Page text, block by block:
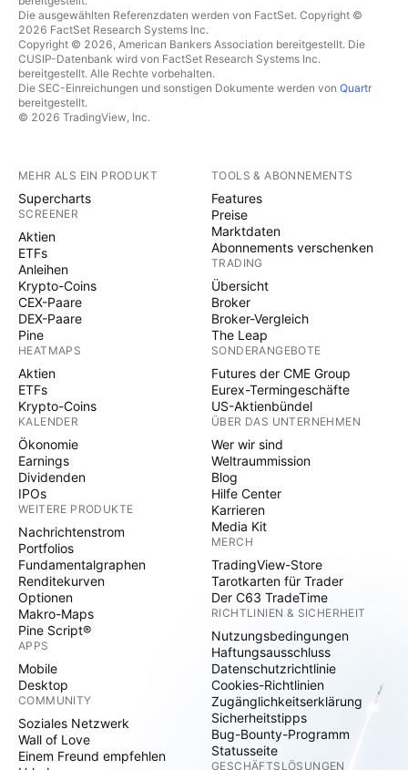
Die ausgewählten Referenzdaten werden von FactSet. Copyright ©
2026 FactSet Research Systems Inc.
Copyright © 2026, American Bankers Association bereitgestellt. Die
CUSIP-Datenbank wird von FactSet Research Systems Inc.
bereitgestellt. Alle Rechte vorbehalten.
Die SEC-Einreichungen und sonstigen Dokumente werden von Quartr
bereitgestellt.
© 2026 TradingView, Inc.
MEHR ALS EIN PRODUKT
Supercharts
SCREENER
Aktien
ETFs
Anleihen
Krypto-Coins
CEX-Paare
DEX-Paare
Pine
HEATMAPS
Aktien
ETFs
Krypto-Coins
KALENDER
Ökonomie
Earnings
Dividenden
IPOs
WEITERE PRODUKTE
Nachrichtenstrom
Portfolios
Fundamentalgraphen
Renditekurven
Optionen
Makro-Maps
Pine Script®
APPS
Mobile
Desktop
COMMUNITY
Soziales Netzwerk
Wall of Love
Einem Freund empfehlen
TOOLS & ABONNEMENTS
Features
Preise
Marktdaten
Abonnements verschenken
TRADING
Übersicht
Broker
Broker-Vergleich
The Leap
SONDERANGEBOTE
Futures der CME Group
Eurex-Termingeschäfte
US-Aktienbündel
ÜBER DAS UNTERNEHMEN
Wer wir sind
Weltraummission
Blog
Hilfe Center
Karrieren
Media Kit
MERCH
TradingView-Store
Tarotkarten für Trader
Der C63 TradeTime
RICHTLINIEN & SICHERHEIT
Nutzungsbedingungen
Haftungsausschluss
Datenschutzrichtlinie
Cookies-Richtlinien
Zugänglichkeitserklärung
Sicherheitstipps
Bug-Bounty-Programm
Statusseite
GESCHÄFTSLÖSUNGEN